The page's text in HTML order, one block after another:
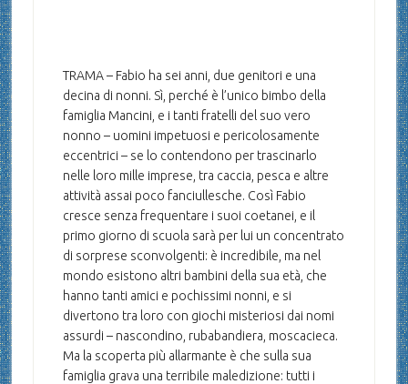
TRAMA – Fabio ha sei anni, due genitori e una
decina di nonni. Sì, perché è l’unico bimbo della
famiglia Mancini, e i tanti fratelli del suo vero
nonno – uomini impetuosi e pericolosamente
eccentrici – se lo contendono per trascinarlo
nelle loro mille imprese, tra caccia, pesca e altre
attività assai poco fanciullesche. Così Fabio
cresce senza frequentare i suoi coetanei, e il
primo giorno di scuola sarà per lui un concentrato
di sorprese sconvolgenti: è incredibile, ma nel
mondo esistono altri bambini della sua età, che
hanno tanti amici e pochissimi nonni, e si
divertono tra loro con giochi misteriosi dai nomi
assurdi – nascondino, rubabandiera, moscacieca.
Ma la scoperta più allarmante è che sulla sua
famiglia grava una terribile maledizione: tutti i